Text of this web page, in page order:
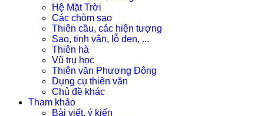
Hệ Mặt Trời
Các chòm sao
Thiên cầu, các hiện tượng
Sao, tinh vân, lỗ đen, ...
Thiên hà
Vũ trụ học
Thiên văn Phương Đông
Dụng cụ thiên văn
Chủ đề khác
Tham khảo
Bài viết, ý kiến